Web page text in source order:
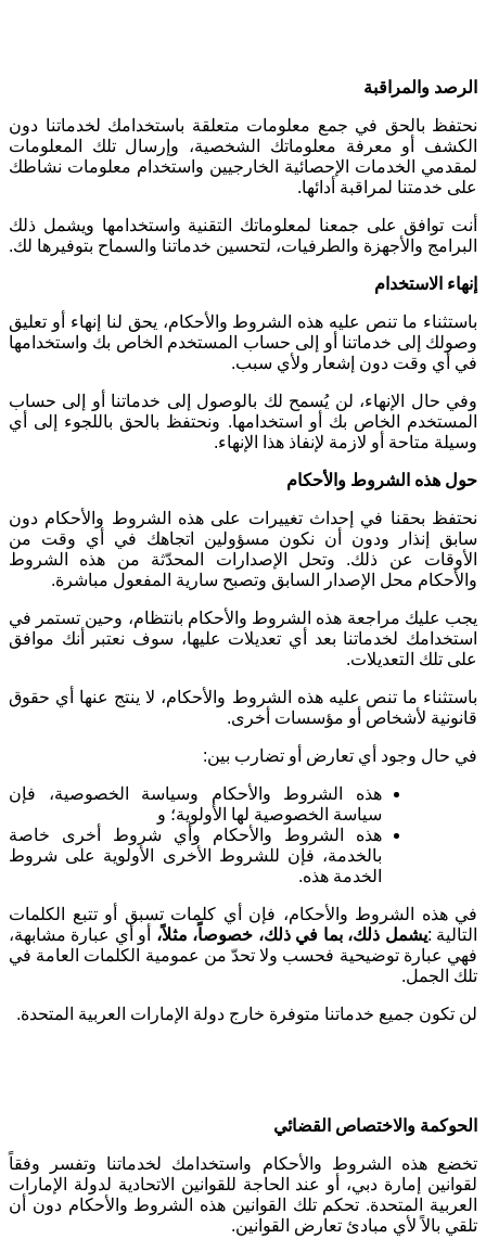
الرصد والمراقبة
نحتفظ بالحق في جمع معلومات متعلقة باستخدامك لخدماتنا دون
الكشف أو معرفة معلوماتك الشخصية، وإرسال تلك المعلومات
لمقدمي الخدمات الإحصائية الخارجيين واستخدام معلومات نشاطك
على خدمتنا لمراقبة أدائها.
أنت توافق على جمعنا لمعلوماتك التقنية واستخدامها ويشمل ذلك
البرامج والأجهزة والطرفيات، لتحسين خدماتنا والسماح بتوفيرها لك.
إنهاء الاستخدام
باستثناء ما تنص عليه هذه الشروط والأحكام، يحق لنا إنهاء أو تعليق
وصولك إلى خدماتنا أو إلى حساب المستخدم الخاص بك واستخدامها
في أي وقت دون إشعار ولأي سبب.
وفي حال الإنهاء، لن يُسمح لك بالوصول إلى خدماتنا أو إلى حساب
المستخدم الخاص بك أو استخدامها. ونحتفظ بالحق باللجوء إلى أي
وسيلة متاحة أو لازمة لإنفاذ هذا الإنهاء.
حول هذه الشروط والأحكام
نحتفظ بحقنا في إحداث تغييرات على هذه الشروط والأحكام دون
سابق إنذار ودون أن نكون مسؤولين اتجاهك في أي وقت من
الأوقات عن ذلك. وتحل الإصدارات المحدّثة من هذه الشروط
والأحكام محل الإصدار السابق وتصبح سارية المفعول مباشرة.
يجب عليك مراجعة هذه الشروط والأحكام بانتظام، وحين تستمر في
استخدامك لخدماتنا بعد أي تعديلات عليها، سوف نعتبر أنك موافق
على تلك التعديلات.
باستثناء ما تنص عليه هذه الشروط والأحكام، لا ينتج عنها أي حقوق
قانونية لأشخاص أو مؤسسات أخرى.
في حال وجود أي تعارض أو تضارب بين:
هذه الشروط والأحكام وسياسة الخصوصية، فإن
سياسة الخصوصية لها الأولوية؛ و
هذه الشروط والأحكام وأي شروط أخرى خاصة
بالخدمة، فإن للشروط الأخرى الأولوية على شروط
الخدمة هذه.
في هذه الشروط والأحكام، فإن أي كلمات تسبق أو تتبع الكلمات
التالية :يشمل ذلك، بما في ذلك، خصوصاً، مثلاً،
أو أي عبارة مشابهة،
فهي عبارة توضيحية فحسب ولا تحدّ من عمومية الكلمات العامة في
تلك الجمل.
لن تكون جميع خدماتنا متوفرة خارج دولة الإمارات العربية المتحدة.
الحوكمة والاختصاص القضائي
تخضع هذه الشروط والأحكام واستخدامك لخدماتنا وتفسر وفقاً
لقوانين إمارة دبي، أو عند الحاجة للقوانين الاتحادية لدولة الإمارات
العربية المتحدة. تحكم تلك القوانين هذه الشروط والأحكام دون أن
تلقي بالاً لأي مبادئ تعارض القوانين.